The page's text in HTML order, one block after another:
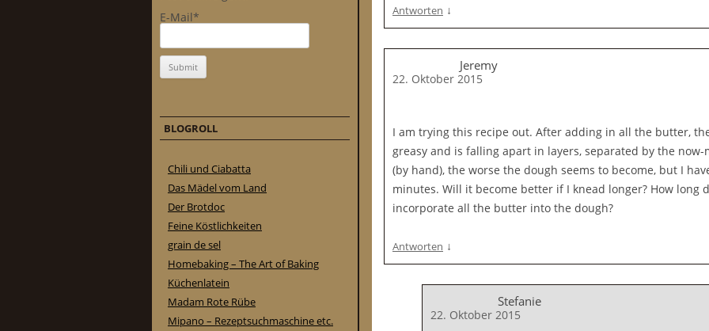
Antworten ↓
Jeremy
22. Oktober 2015
I am trying this recipe out. After adding in all the butter,
greasy and is falling apart in layers, separated by the
(by hand), the worse the dough seems to become, but I
minutes. Will it become better if I knead longer? How long
incorporate all the butter into the dough?
Antworten ↓
Stefanie
22. Oktober 2015
E-Mail*
BLOGROLL
Chili und Ciabatta
Das Mädel vom Land
Der Brotdoc
Feine Köstlichkeiten
grain de sel
Homebaking – The Art of Baking
Küchenlatein
Madam Rote Rübe
Mipano – Rezeptsuchmaschine etc.